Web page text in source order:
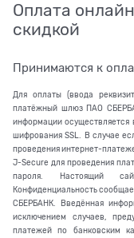
Оплата
скидкой
Принимаются к
Для оплаты (ввода
платёжный шлюз ПАО
информации
шифрования SSL. В случае
проведения интернет-
J-Secure для проведения
пароля. Настоящий
Конфиденциальность
СБЕРБАНК. Введённая
исключением случаев,
платежей по банковским